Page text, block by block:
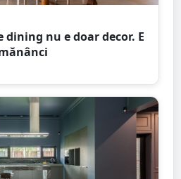
dining nu e doar decor. E